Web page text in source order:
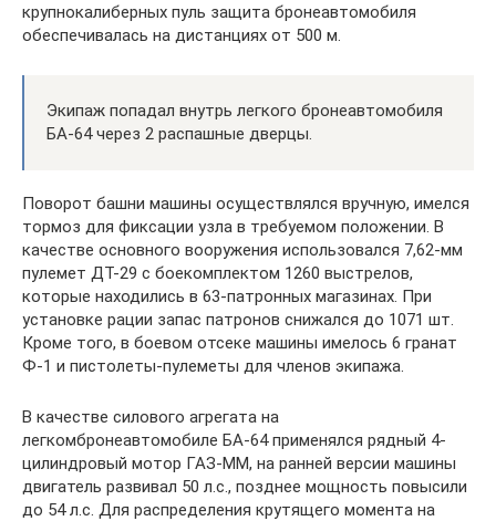
крупнокалиберных пуль защита бронеавтомобиля
обеспечивалась на дистанциях от 500 м.
Экипаж попадал внутрь легкого бронеавтомобиля
БА-64 через 2 распашные дверцы.
Поворот башни машины осуществлялся вручную, имелся
тормоз для фиксации узла в требуемом положении. В
качестве основного вооружения использовался 7,62-мм
пулемет ДТ-29 с боекомплектом 1260 выстрелов,
которые находились в 63-патронных магазинах. При
установке рации запас патронов снижался до 1071 шт.
Кроме того, в боевом отсеке машины имелось 6 гранат
Ф-1 и пистолеты-пулеметы для членов экипажа.
В качестве силового агрегата на
легкомбронеавтомобиле БА-64 применялся рядный 4-
цилиндровый мотор ГАЗ-ММ, на ранней версии машины
двигатель развивал 50 л.с., позднее мощность повысили
до 54 л.с. Для распределения крутящего момента на